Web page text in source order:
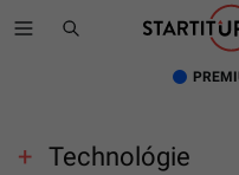
Technológie